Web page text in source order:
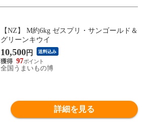
【NZ】 M約6kg ゼスプリ・サンゴールド＆
グリーンキウイ
10,500円 送料込み
97
全国うまいもの博
詳細を見る